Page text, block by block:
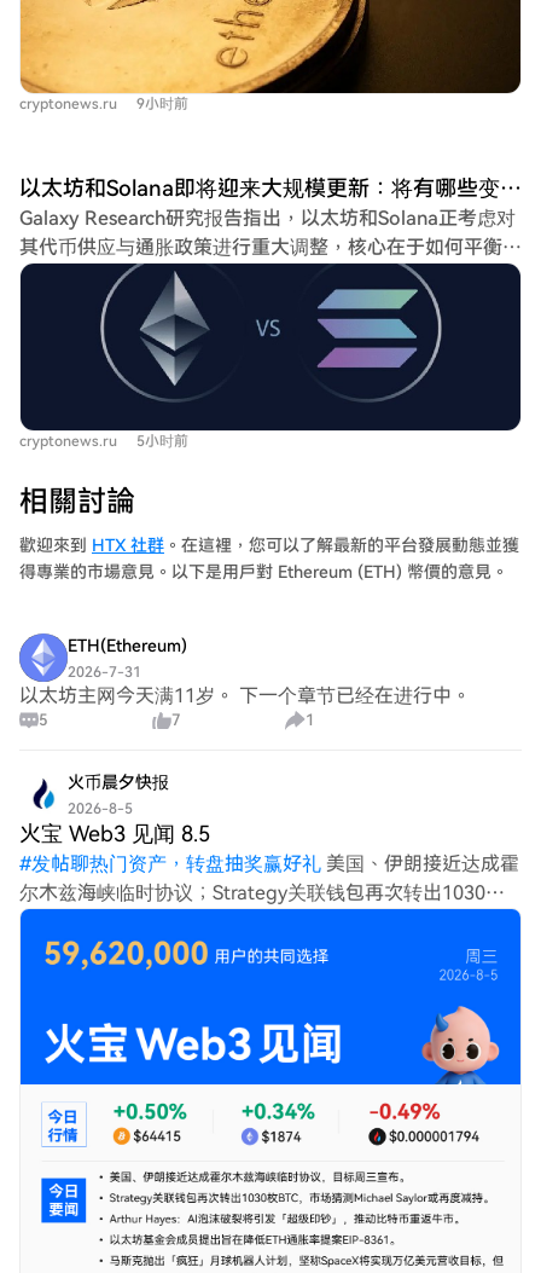
行质押。 如果该投资者按当前价格出售这批刚转移的
ETH，与2022年的投资成本相比，预计将产生约598万美元
的亏损。相比建仓时的总价值，其ETH持仓总价值已下降约
30%。
cryptonews.ru 9小时前
以太坊和Solana即将迎来大规模更新：将有哪些变化？
Galaxy Research研究报告指出，以太坊和Solana正考虑对
其代币供应与通胀政策进行重大调整，核心在于如何平衡网
络安全所需的激励预算与代币供应的长期压力。 以太坊方
面，EIP-8361提案旨在推行“奖励渐近销毁”机制。随着质
押的ETH比例增加，验证者奖励中将有越来越大部分被销
毁。当质押比例达到总供应量的50%时，所有新质押奖励将
被销毁，以消除超过此水平的质押经济激励。目前约三分之
一的ETH处于质押状态，若提案实施，共识层年收益率或将
从约2.6%降至1.2%（MEV和优先费收入不受影响）。提案
线。支持者认为这能增强ETH的货币属性，反对者则担心这
会伤害独立验证者和DeFi生态。 Solana方面，两个独立提
案正在审议中。SIMD-0550提议将年通胀衰减率从15%提
签名费改为按计算资源消耗定价，且全部费用销毁，预计将
使网络日销毁SOL量大幅提升。 两家网络的提议虽结构不
同，但都围绕着“需要发行多少代币来保障安全”以及“为降
为，Solana的提案更直接地旨在提升代币稀缺性。报告同
时强调，供应侧的调整虽有助于形成看涨叙事，但并非价格
的主要决定因素，最终推动资产价格的仍是需求侧。因此，
改善技术基础设施、扩大企业采用和开发用户产品应保持优
先。
cryptonews.ru 5小时前
相關討論
歡迎來到 HTX 社群 。在這裡，您可以了解最新的平台發展動態並獲
得專業的市場意見。以下是用戶對 Ethereum (ETH) 幣價的意見。
ETH(Ethereum)
2026-7-31
以太坊主网今天满11岁。 下一个章节已经在进行中。
5 7 1
火币晨夕快报
2026-8-5
火宝 Web3 见闻 8.5
#发帖聊热门资产，转盘抽奖赢好礼 美国、伊朗接近达成霍
尔木兹海峡临时协议；Strategy关联钱包再次转出1030枚
BTC。